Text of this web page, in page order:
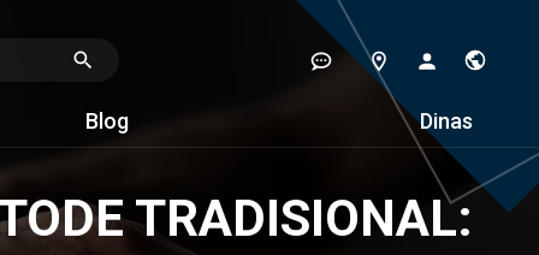
Blog Dinas
TRADISIONAL: